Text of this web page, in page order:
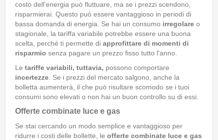
costo dell'energia può fluttuare, ma se i prezzi scendono,
risparmierai. Questo può essere vantaggioso in periodi di
bassa domanda di energia. Se hai un consumo irregolare o
stagionale, la tariffa variabile potrebbe essere una buona
scelta, perché ti permette di approfittare di momenti di
risparmio senza pagare un prezzo fisso tutto l'anno.
Le tariffe variabili, tuttavia, possono comportare
incertezze . Se i prezzi del mercato salgono, anche la
bolletta aumenterà, il che può risultare scomodo se i tuoi
consumi sono elevati o non hai un buon controllo su di essi.
Offerte combinate luce e gas
Se stai cercando un modo semplice e vantaggioso per
ridurre i costi delle bollette, le offerte combinate luce e gas